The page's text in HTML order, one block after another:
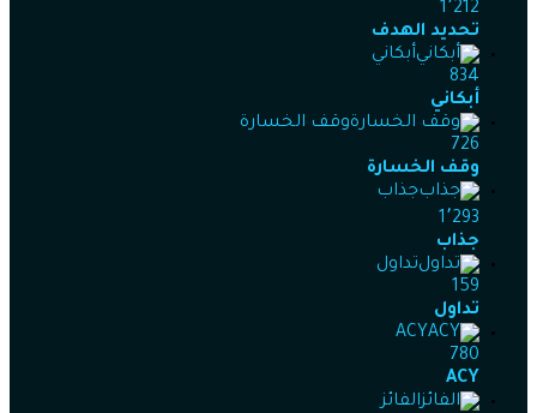
1٬212
تحديد الهدف
أبكاني
834
أبكاني
وقف الخسارة
726
وقف الخسارة
جذاب
1٬293
جذاب
تداول
159
تداول
ACY
780
ACY
الفائز